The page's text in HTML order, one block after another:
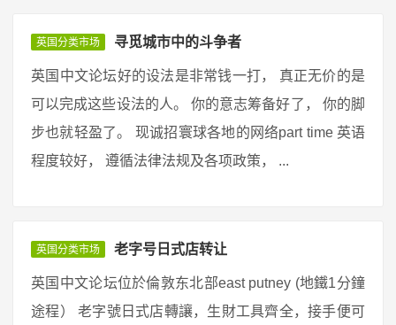
英国分类市场 寻觅城市中的斗争者
英国中文论坛好的设法是非常钱一打， 真正无价的是
可以完成这些设法的人。 你的意志筹备好了， 你的脚
步也就轻盈了。 现诚招寰球各地的网络part time 英语
程度较好， 遵循法律法规及各项政策， ...
英国分类市场 老字号日式店转让
英国中文论坛位於倫敦东北部east putney (地鐵1分鐘
途程） 老字號日式店轉讓，生財工具齊全，接手便可